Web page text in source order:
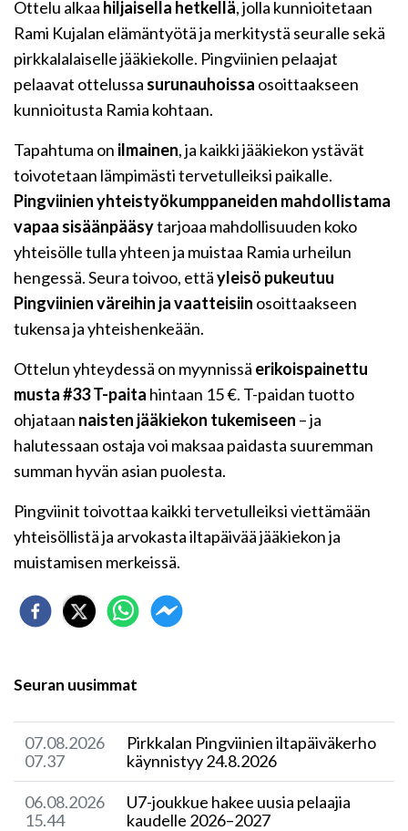
Ottelu alkaa hiljaisella hetkellä, jolla kunnioitetaan
Rami Kujalan elämäntyötä ja merkitystä seuralle sekä
pirkkalalaiselle jääkiekolle. Pingviinien pelaajat
pelaavat ottelussa surunauhoissa osoittaakseen
kunnioitusta Ramia kohtaan.
Tapahtuma on ilmainen, ja kaikki jääkiekon ystävät
toivotetaan lämpimästi tervetulleiksi paikalle.
Pingviinien yhteistyökumppaneiden mahdollistama
vapaa sisäänpääsytarjoaa mahdollisuuden koko
yhteisölle tulla yhteen ja muistaa Ramia urheilun
hengessä. Seura toivoo, ettäyleisö pukeutuu
Pingviinien väreihin ja vaatteisiin osoittaakseen
tukensa ja yhteishenkeään.
Ottelun yhteydessä on myynnissä erikoispainettu
musta #33 T-paita hintaan 15 €. T-paidan tuotto
ohjataan naisten jääkiekon tukemiseen – ja
halutessaan ostaja voi maksaa paidasta suuremman
summan hyvän asian puolesta.
Pingviinit toivottaa kaikki tervetulleiksi viettämään
yhteisöllistä ja arvokasta iltapäivää jääkiekon ja
muistamisen merkeissä.
Seuran uusimmat
07.08.2026
07.37
Pirkkalan Pingviinien iltapäiväkerho
käynnistyy 24.8.2026
06.08.2026
15.44
U7-joukkue hakee uusia pelaajia
kaudelle 2026–2027